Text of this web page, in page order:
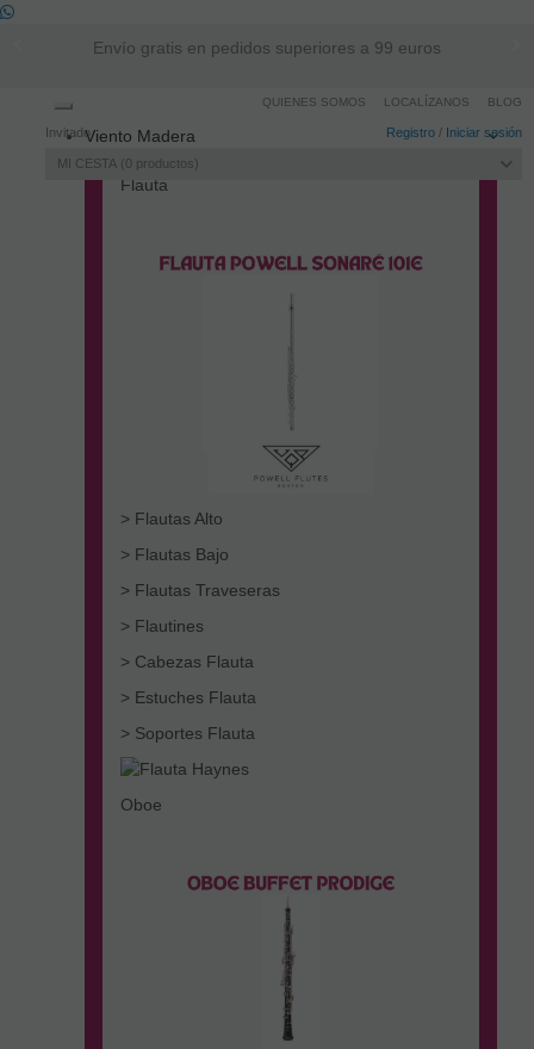
Envío gratis en pedidos superiores a 99 euros
Invitado Registro / Iniciar sesión
MI CESTA 0 productos
QUIENES SOMOS LOCALÍZANOS BLOG
navigation
Viento Madera
Flauta
> Flautas Alto
> Flautas Bajo
> Flautas Traveseras
> Flautines
> Cabezas Flauta
> Estuches Flauta
> Soportes Flauta
Oboe